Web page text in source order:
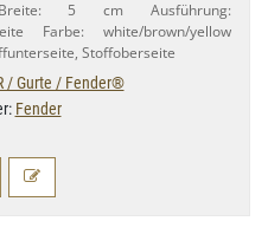
Breite: 5 cm Ausführung:
Farbe: white/​brown/​yellow
Stoffoberseite
/ Gurte / Fender®
Fender